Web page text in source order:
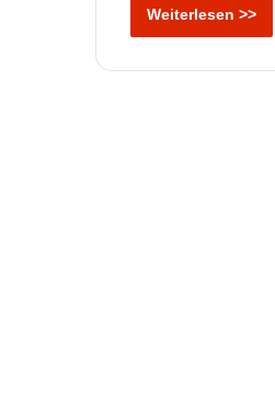
Weiterlesen >>